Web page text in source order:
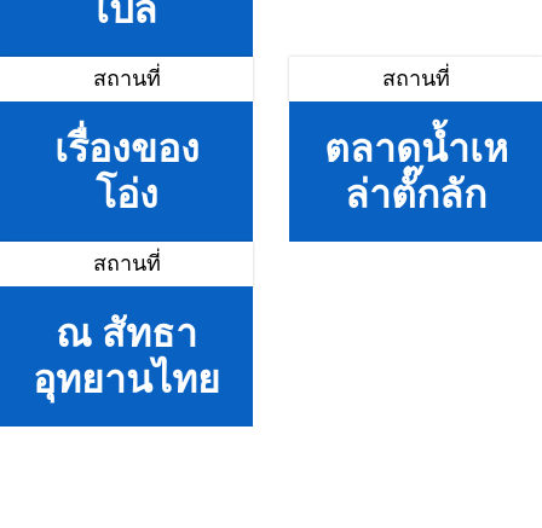
เปล
สถานที่
เรื่องของ
โอ่ง
สถานที่
ตลาดน้ำเห
ล่าตั๊กลัก
สถานที่
ณ สัทธา
อุทยานไทย